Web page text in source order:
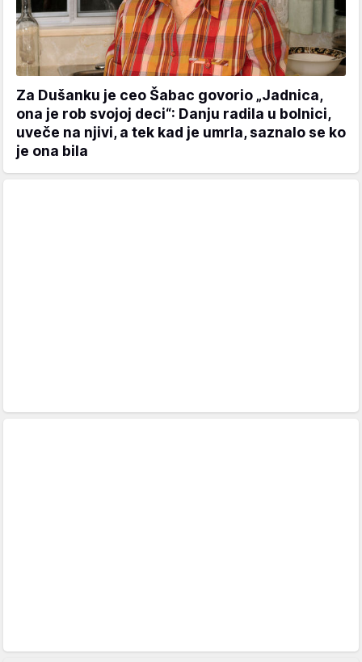
Za Dušanku je ceo Šabac govorio „Jadnica,
ona je rob svojoj deci“: Danju radila u bolnici,
uveče na njivi, a tek kad je umrla, saznalo se ko
je ona bila